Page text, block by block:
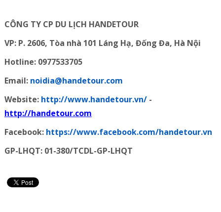
CÔNG TY CP DU LỊCH HANDETOUR
VP: P. 2606, Tòa nhà 101 Láng Hạ, Đống Đa, Hà Nội
Hotline: 0977533705
Email: noidia@handetour.com
Website: http://www.handetour.vn/-
http://handetour.com
Facebook: https://www.facebook.com/handetour.vn
GP-LHQT: 01-380/TCDL-GP-LHQT